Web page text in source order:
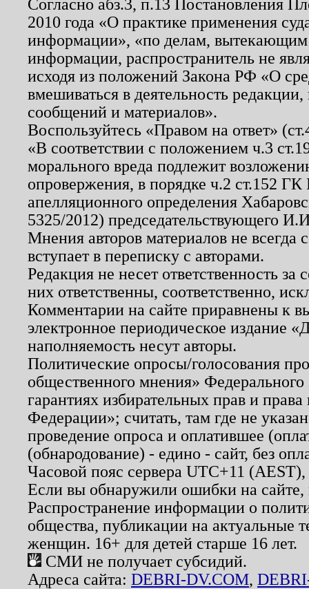
Согласно абз.3, п.13 Постановления
2010 года «О практике применения
информации», «по делам, вытекающим
информации, распространитель не
исходя из положений Закона РФ «О
вмешиваться в деятельность
сообщений и материалов».
Воспользуйтесь «Правом на ответ»
«В соответствии с положением ч.3
морального вреда подлежит
опровержения, в порядке ч.2 ст.152
апелляционного определения
5325/2012) председательствующего
Мнения авторов материалов не
вступает в переписку с авторами.
Редакция не несет ответственность
них ответственны, соответственно,
Комментарии на сайте приравнены к
электронное периодическое издание
наполняемость несут авторы.
Политические опросы/голосования
общественного мнения»
гарантиях избирательных прав и
Федерации»; считать, там где не
проведение опроса и оплатившее
(обнародование) - едино - сайт, без
Часовой пояс сервера UTC+11
Если вы обнаружили ошибки на
Распространение информации о
общества, публикации на актуальные
женщин. 16+ для детей старше 16 лет.
СМИ не получает субсидий.
Адреса сайта: DEBRI-DV.COM,